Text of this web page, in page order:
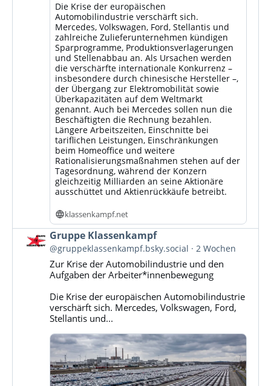
Die Krise der europäischen
Automobilindustrie verschärft sich.
Mercedes, Volkswagen, Ford, Stellantis und
zahlreiche Zulieferunternehmen kündigen
Sparprogramme, Produktionsverlagerungen
und Stellenabbau an. Als Ursachen werden
die verschärfte internationale Konkurrenz –
insbesondere durch chinesische Hersteller –,
der Übergang zur Elektromobilität sowie
Überkapazitäten auf dem Weltmarkt
genannt. Auch bei Mercedes sollen nun die
Beschäftigten die Rechnung bezahlen.
Längere Arbeitszeiten, Einschnitte bei
tariflichen Leistungen, Einschränkungen
beim Homeoffice und weitere
Rationalisierungsmaßnahmen stehen auf der
Tagesordnung, während der Konzern
gleichzeitig Milliarden an seine Aktionäre
ausschüttet und Aktienrückkäufe betreibt.
klassenkampf.net
Beitrag
von
Gruppe
Klassenkampf
Bluesky
ansehen
Gruppe Klassenkampf
@gruppeklassenkampf.bsky.social 2 Wochen
Zur Krise der Automobilindustrie und den
Aufgaben der Arbeiter*innenbewegung
Die Krise der europäischen Automobilindustrie
verschärft sich. Mercedes, Volkswagen, Ford,
Stellantis und...